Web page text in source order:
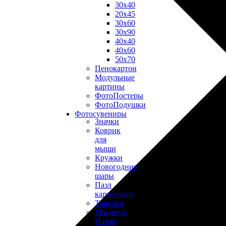
30х40
20х45
30х60
30х90
40х40
40х60
50х70
Пенокартон
Модульные
картины
ФотоПостеры
ФотоПодушки
Фотоcувениры
Значки
Коврик
для
мыши
Кружки
Новогодние
шары
Пазл
картонный
Тарелки
Магниты
Пазлы